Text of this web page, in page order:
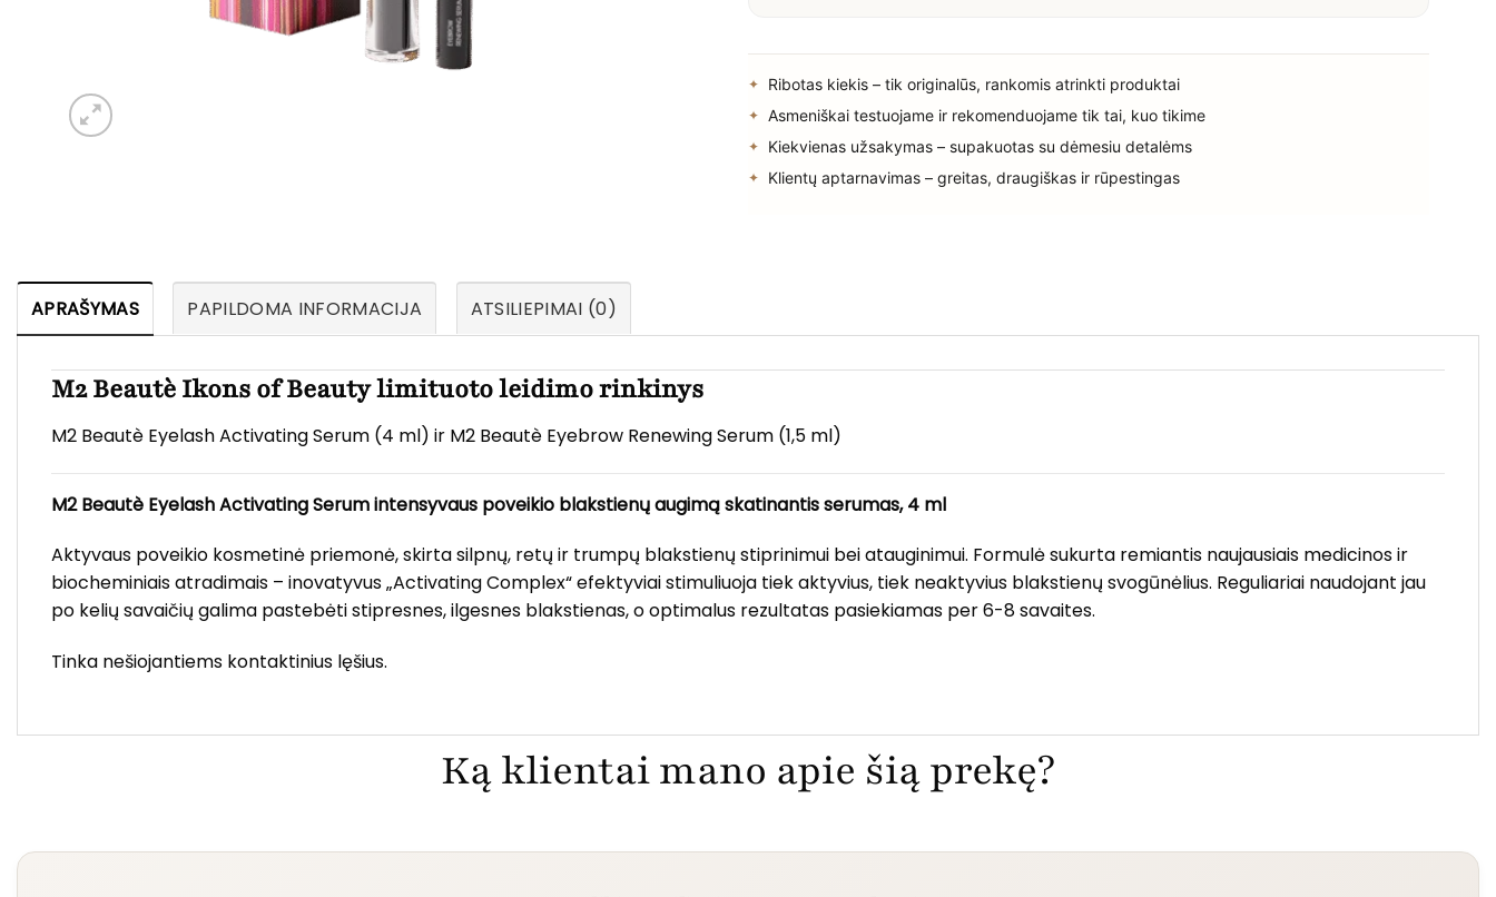
Ribotas kiekis – tik originalūs, rankomis atrinkti produktai
Asmeniškai testuojame ir rekomenduojame tik tai, kuo tikime
Kiekvienas užsakymas – supakuotas su dėmesiu detalėms
Klientų aptarnavimas – greitas, draugiškas ir rūpestingas
APRAŠYMAS PAPILDOMA INFORMACIJA ATSILIEPIMAI (0)
M2 Beautè Ikons of Beauty limituoto leidimo rinkinys
M2 Beautè Eyelash Activating Serum (4 ml) ir M2 Beautè Eyebrow Renewing Serum (1,5 ml)
M2 Beautè Eyelash Activating Serum intensyvaus poveikio blakstienų augimą skatinantis serumas,4 ml
Aktyvaus poveikio kosmetinė priemonė, skirta silpnų, retų ir trumpų blakstienų stiprinimui bei atauginimui. Formulė sukurta remiantis naujausiais medicinos ir
biocheminiais atradimais – inovatyvus „Activating Complex“ efektyviai stimuliuoja tiek aktyvius, tiek neaktyvius blakstienų svogūnėlius. Reguliariai naudojant jau
po kelių savaičių galima pastebėti stipresnes, ilgesnes blakstienas, o optimalus rezultatas pasiekiamas per 6-8 savaites.
Tinka nešiojantiems kontaktinius lęšius.
Ką klientai mano apie šią prekę?